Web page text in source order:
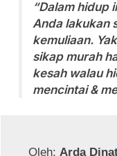
“Dalam hidup
Anda lakukan
kemuliaan.
sikap murah
kesah walau
mencintai &
Oleh: Arda